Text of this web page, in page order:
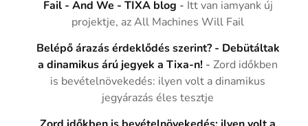
Fail - And We - TIXA blog - Itt van iamyank új
projektje, az All Machines Will Fail
Belépő árazás érdeklődés szerint? - Debütáltak
a dinamikus árú jegyek a Tixa-n! -Zord időkben
is bevételnövekedés: ilyen volt a dinamikus
jegyárazás éles tesztje